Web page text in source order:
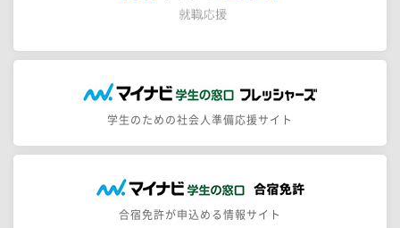
学生のための社会人準備応援サイト
合宿免許が申込める情報サイト